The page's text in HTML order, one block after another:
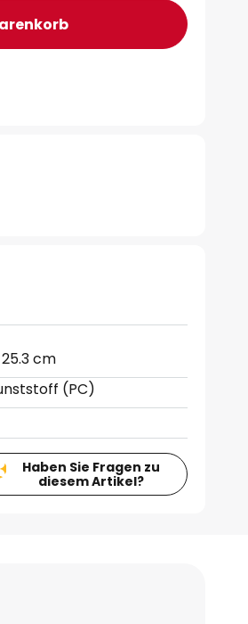
cm
(PC)
Haben Sie Fragen zu
diesem Artikel?